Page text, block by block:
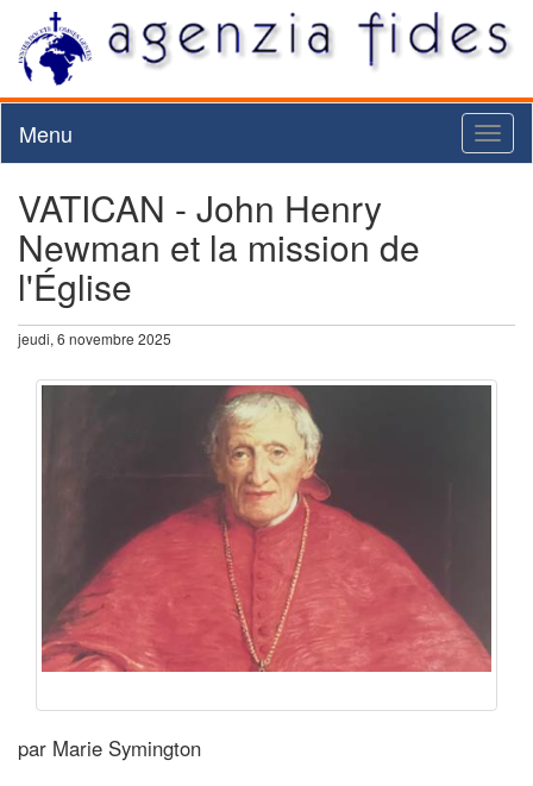
Menu
VATICAN - John Henry
Newman et la mission de
l'Église
jeudi, 6 novembre 2025
par Marie Symington